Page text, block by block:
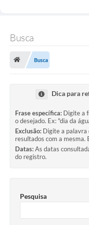
Busca
Busca
Dica para
Frase específica: Digite a
o desejado. Ex: "dia da
Exclusão: Digite a palavra
resultados com a mesma.
Datas:As datas
do registro.
Pesquisa